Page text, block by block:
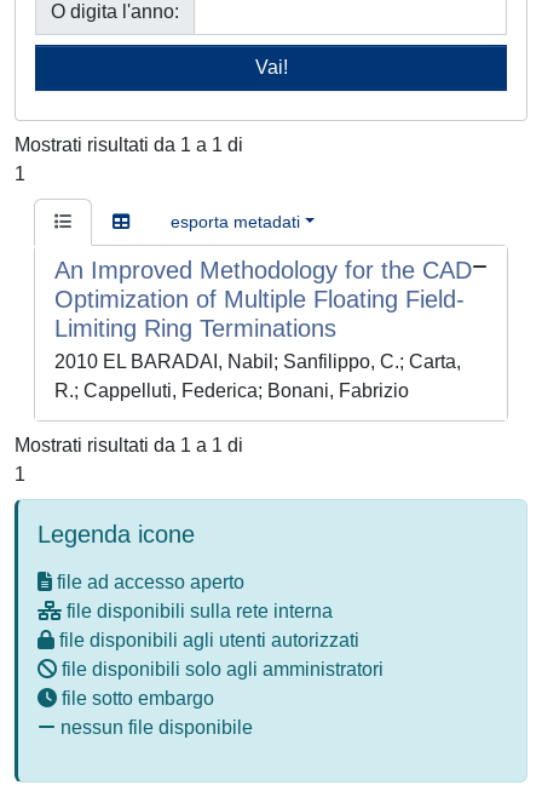
O digita l'anno:
Mostrati risultati da 1 a 1 di
1
esporta metadati
An Improved Methodology for the CAD
Optimization of Multiple Floating Field-
Limiting Ring Terminations
2010 EL BARADAI, Nabil; Sanfilippo, C.; Carta,
R.; Cappelluti, Federica; Bonani, Fabrizio
Mostrati risultati da 1 a 1 di
1
Legenda icone
file ad accesso aperto
file disponibili sulla rete interna
file disponibili agli utenti autorizzati
file disponibili solo agli amministratori
file sotto embargo
nessun file disponibile